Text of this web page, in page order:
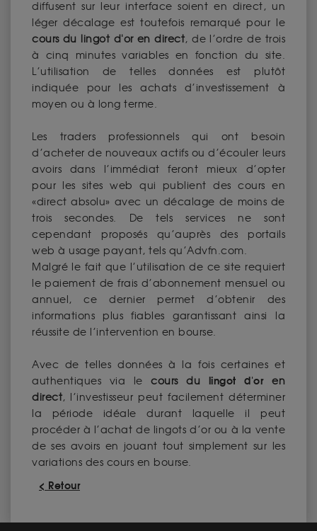
diffusent sur leur interface soient en direct, un
léger décalage est toutefois remarqué pour le
cours du lingot d'or en direct, de l’ordre de trois
à cinq minutes variables en fonction du site.
L’utilisation de telles données est plutôt
indiquée pour les achats d’investissement à
moyen ou à long terme.
Les traders professionnels qui ont besoin
d’acheter de nouveaux actifs ou d’écouler leurs
avoirs dans l’immédiat feront mieux d’opter
pour les sites web qui publient des cours en
«direct absolu» avec un décalage de moins de
trois secondes. De tels services ne sont
cependant proposés qu’auprès des portails
web à usage payant, tels qu’Advfn.com.
Malgré le fait que l’utilisation de ce site requiert
le paiement de frais d’abonnement mensuel ou
annuel, ce dernier permet d’obtenir des
informations plus fiables garantissant ainsi la
réussite de l’intervention en bourse.
Avec de telles données à la fois certaines et
authentiques via lecours du lingot d'oren
direct, l’investisseur peut facilement déterminer
la période idéale durant laquelle il peut
procéder à l’achat de lingots d’or ou à la vente
de ses avoirs en jouant tout simplement sur les
variations des cours en bourse.
< Retour